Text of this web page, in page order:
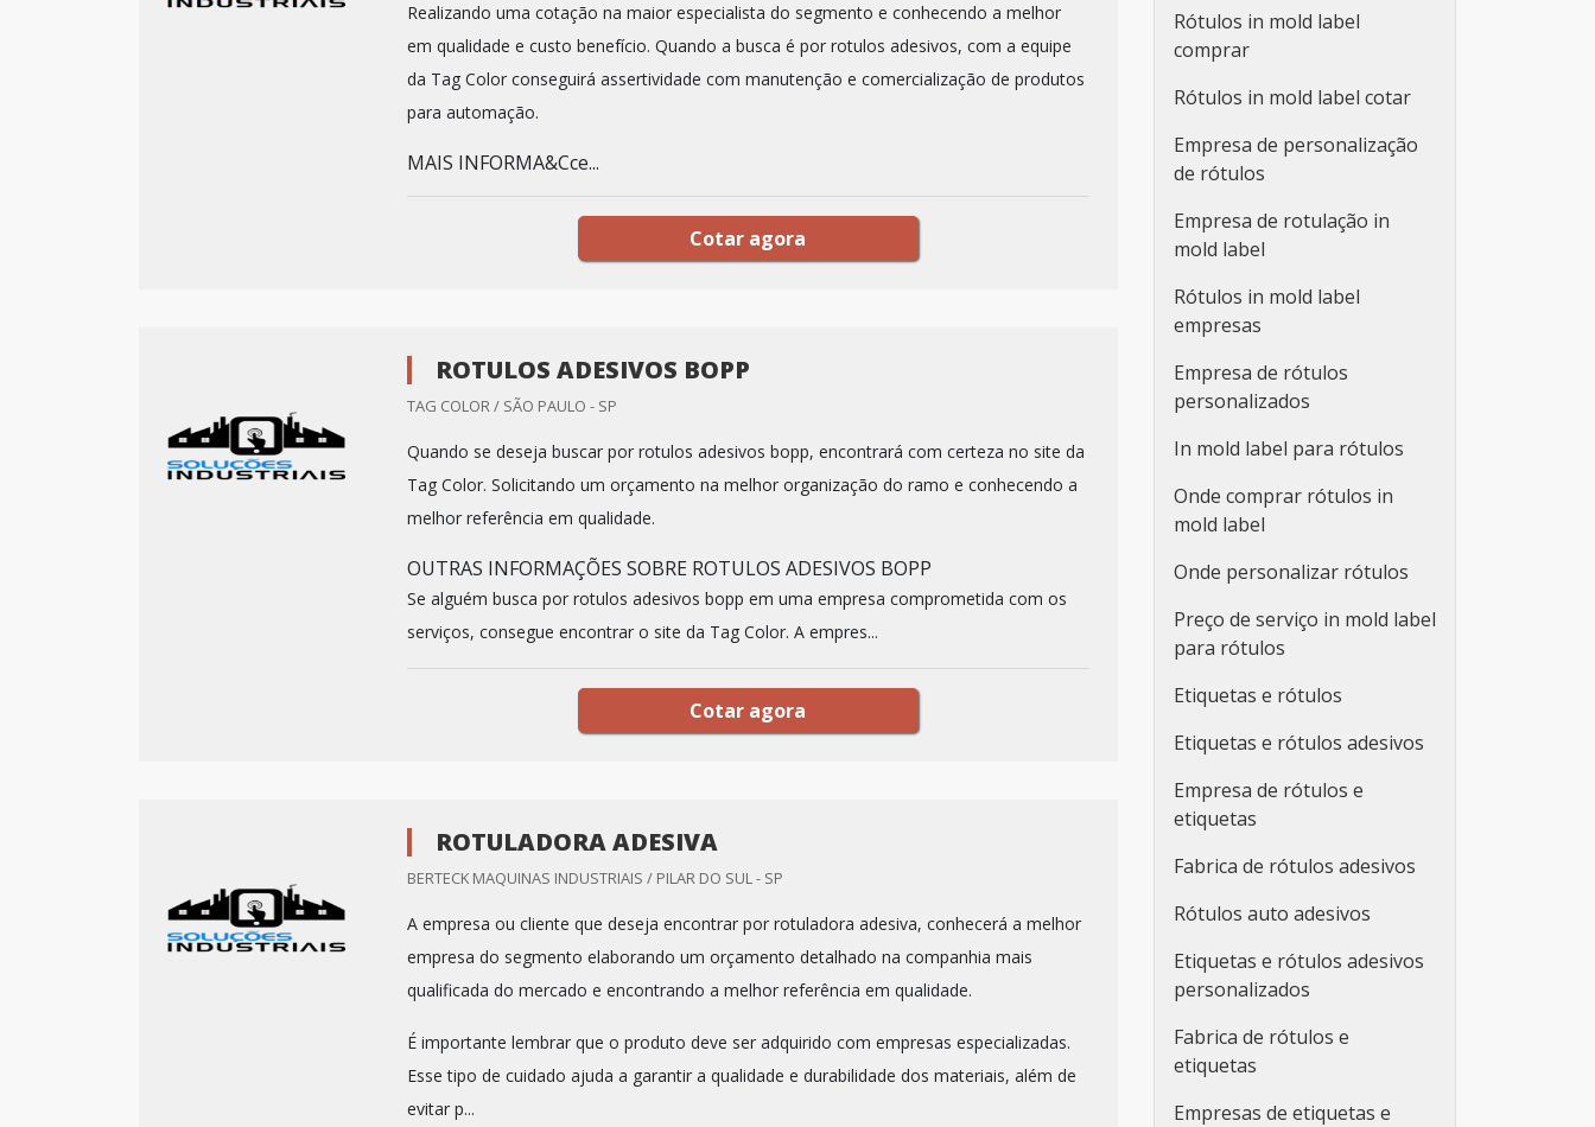
Realizando uma cotação na maior especialista do segmento e conhecendo a melhor
em qualidade e custo benefício. Quando a busca é por rotulos adesivos, com a equipe
da Tag Color conseguirá assertividade com manutenção e comercialização de produtos
para automação.
MAIS INFORMA&Cce...
Cotar agora
ROTULOS ADESIVOS BOPP
TAG COLOR / SÃO PAULO - SP
Quando se deseja buscar por rotulos adesivos bopp, encontrará com certeza no site da
Tag Color. Solicitando um orçamento na melhor organização do ramo e conhecendo a
melhor referência em qualidade.
OUTRAS INFORMAÇÕES SOBRE ROTULOS ADESIVOS BOPP
Se alguém busca por rotulos adesivos bopp em uma empresa comprometida com os
serviços, consegue encontrar o site da Tag Color. A empres...
Cotar agora
ROTULADORA ADESIVA
BERTECK MAQUINAS INDUSTRIAIS / PILAR DO SUL - SP
A empresa ou cliente que deseja encontrar por rotuladora adesiva, conhecerá a melhor
empresa do segmento elaborando um orçamento detalhado na companhia mais
qualificada do mercado e encontrando a melhor referência em qualidade.
É importante lembrar que o produto deve ser adquirido com empresas especializadas.
Esse tipo de cuidado ajuda a garantir a qualidade e durabilidade dos materiais, além de
evitar p...
Rótulos in mold label
comprar
Rótulos in mold label cotar
Empresa de personalização
de rótulos
Empresa de rotulação in
mold label
Rótulos in mold label
empresas
Empresa de rótulos
personalizados
In mold label para rótulos
Onde comprar rótulos in
mold label
Onde personalizar rótulos
Preço de serviço in mold label
para rótulos
Etiquetas e rótulos
Etiquetas e rótulos adesivos
Empresa de rótulos e
etiquetas
Fabrica de rótulos adesivos
Rótulos auto adesivos
Etiquetas e rótulos adesivos
personalizados
Fabrica de rótulos e
etiquetas
Empresas de etiquetas e